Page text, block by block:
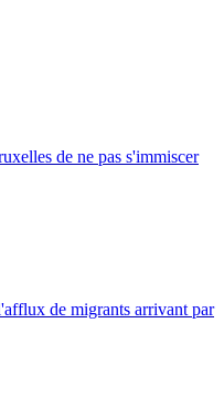
de ne pas s'immiscer
de migrants arrivant par